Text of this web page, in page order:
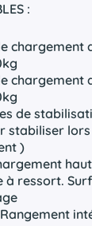
:
chargement
chargement
de
stabiliser
)
à ressort.